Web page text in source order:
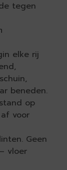
tegen
elke rij
beneden.
op
voor
Geen
vloer